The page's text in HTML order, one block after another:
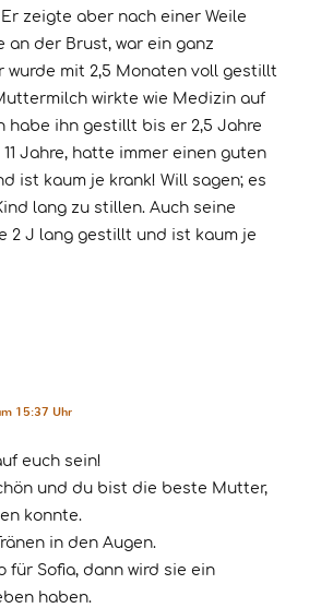
zeigte aber nach einer Weile
an der Brust, war ein ganz
wurde mit 2,5 Monaten voll gestillt
wirkte wie Medizin auf
habe ihn gestillt bis er 2,5 Jahre
Jahre, hatte immer einen guten
ist kaum je krank! Will sagen; es
lang zu stillen. Auch seine
2 J lang gestillt und ist kaum je
15:37 Uhr
euch sein!
und du bist die beste Mutter,
konnte.
in den Augen.
für Sofia, dann wird sie ein
haben.